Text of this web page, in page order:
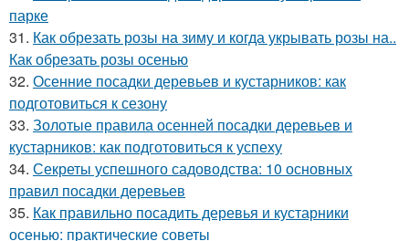
парке
31. Как обрезать розы на зиму и когда укрывать розы на..
Как обрезать розы осенью
32. Осенние посадки деревьев и кустарников: как
подготовиться к сезону
33. Золотые правила осенней посадки деревьев и
кустарников: как подготовиться к успеху
34. Секреты успешного садоводства: 10 основных
правил посадки деревьев
35. Как правильно посадить деревья и кустарники
осенью: практические советы